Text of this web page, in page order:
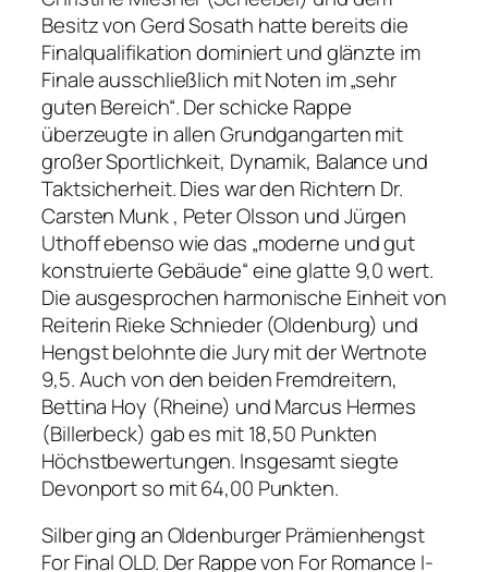
Besitz von Gerd Sosath hatte bereits die
Finalqualifikation dominiert und glänzte im
Finale ausschließlich mit Noten im „sehr
guten Bereich“. Der schicke Rappe
überzeugte in allen Grundgangarten mit
großer Sportlichkeit, Dynamik, Balance und
Taktsicherheit. Dies war den Richtern Dr.
Carsten Munk , Peter Olsson und Jürgen
Uthoff ebenso wie das „moderne und gut
konstruierte Gebäude“ eine glatte 9,0 wert.
Die ausgesprochen harmonische Einheit von
Reiterin Rieke Schnieder (Oldenburg) und
Hengst belohnte die Jury mit der Wertnote
9,5. Auch von den beiden Fremdreitern,
Bettina Hoy (Rheine) und Marcus Hermes
(Billerbeck) gab es mit 18,50 Punkten
Höchstbewertungen. Insgesamt siegte
Devonport so mit 64,00 Punkten.
Silber ging an Oldenburger Prämienhengst
For Final OLD. Der Rappe von For Romance I-